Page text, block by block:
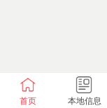
首页 本地信息